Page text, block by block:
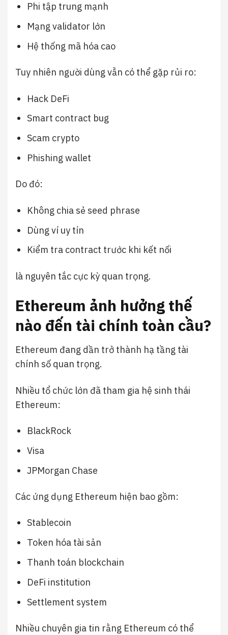
Phi tập trung mạnh
Mạng validator lớn
Hệ thống mã hóa cao
Tuy nhiên người dùng vẫn có thể gặp rủi ro:
Hack DeFi
Smart contract bug
Scam crypto
Phishing wallet
Do đó:
Không chia sẻ seed phrase
Dùng ví uy tín
Kiểm tra contract trước khi kết nối
là nguyên tắc cực kỳ quan trọng.
Ethereum ảnh hưởng thế
nào đến tài chính toàn cầu?
Ethereum đang dần trở thành hạ tầng tài
chính số quan trọng.
Nhiều tổ chức lớn đã tham gia hệ sinh thái
Ethereum:
BlackRock
Visa
JPMorgan Chase
Các ứng dụng Ethereum hiện bao gồm:
Stablecoin
Token hóa tài sản
Thanh toán blockchain
DeFi institution
Settlement system
Nhiều chuyên gia tin rằng Ethereum có thể